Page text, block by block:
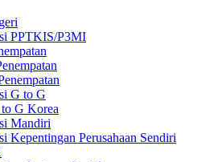
PPTKIS/P3MI
G to G
G Korea
Mandiri
Kepentingan Perusahaan Sendiri